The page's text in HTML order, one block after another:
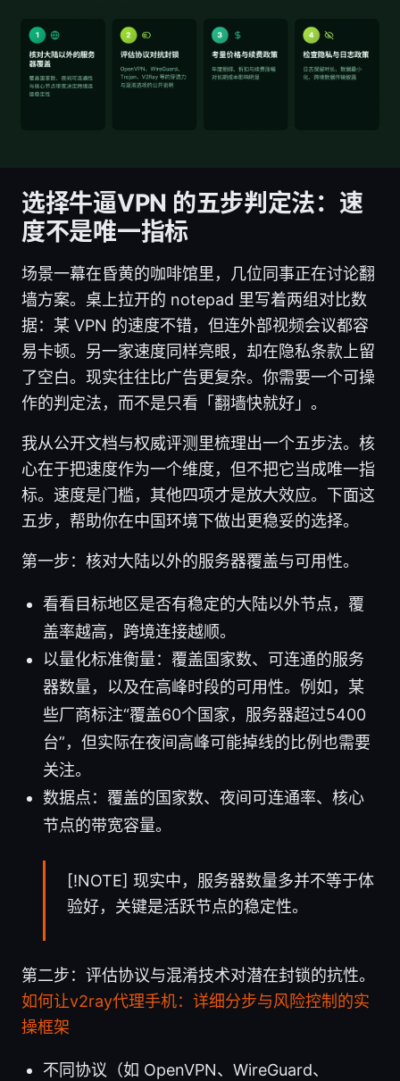
选择牛逼VPN 的五步判定法：速
度不是唯一指标
场景一幕在昏黄的咖啡馆里，几位同事正在讨论翻
墙方案。桌上拉开的 notepad 里写着两组对比数
据：某 VPN 的速度不错，但连外部视频会议都容
易卡顿。另一家速度同样亮眼，却在隐私条款上留
了空白。现实往往比广告更复杂。你需要一个可操
作的判定法，而不是只看「翻墙快就好」。
我从公开文档与权威评测里梳理出一个五步法。核
心在于把速度作为一个维度，但不把它当成唯一指
标。速度是门槛，其他四项才是放大效应。下面这
五步，帮助你在中国环境下做出更稳妥的选择。
第一步：核对大陆以外的服务器覆盖与可用性。
看看目标地区是否有稳定的大陆以外节点，覆
盖率越高，跨境连接越顺。
以量化标准衡量：覆盖国家数、可连通的服务
器数量，以及在高峰时段的可用性。例如，某
些厂商标注“覆盖60个国家，服务器超过5400
台”，但实际在夜间高峰可能掉线的比例也需要
关注。
数据点：覆盖的国家数、夜间可连通率、核心
节点的带宽容量。
[!NOTE] 现实中，服务器数量多并不等于体
验好，关键是活跃节点的稳定性。
第二步：评估协议与混淆技术对潜在封锁的抗性。
如何让v2ray代理手机：详细分步与风险控制的实
操框架
不同协议（如 OpenVPN、WireGuard、